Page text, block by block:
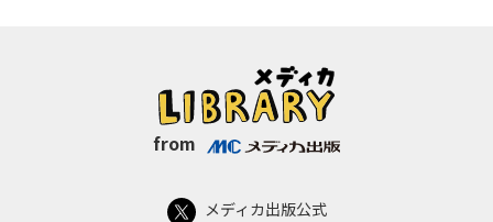
from
メディカ出版公式